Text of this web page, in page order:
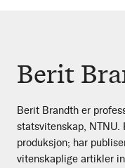
Berit
Berit Brandth er
statsvitenskap, NTNU.
produksjon; har
vitenskaplige artikler